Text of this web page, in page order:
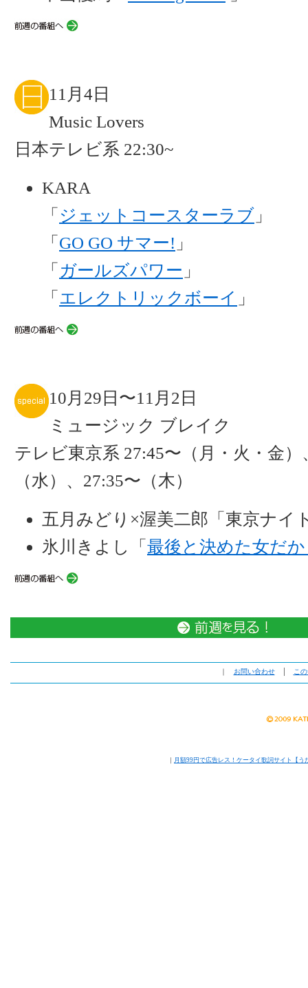
11月4日
Music Lovers
日本テレビ系 22:30~
KARA
「 ジェットコースターラブ 」
「 GO GO サマー! 」
「 ガールズパワー 」
「 エレクトリックボーイ 」
10月29日〜11月2日
ミュージック ブレイク
テレビ東京系 27:45〜（月・火・金）
（水）、27:35〜（木）
五月みどり×渥美二郎「東京ナイ
氷川きよし「 最後と決めた女だ
｜ お問い合わせ│ こ
｜ 月額99円で広告レス！ケータイ歌詞サイト【う